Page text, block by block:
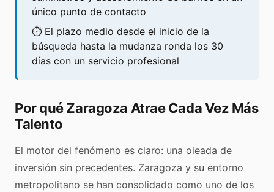
único punto de contacto
⏱️ El plazo medio desde el inicio de la
búsqueda hasta la mudanza ronda los 30
días con un servicio profesional
Por qué Zaragoza Atrae Cada Vez Más
Talento
El motor del fenómeno es claro: una oleada de
inversión sin precedentes. Zaragoza y su entorno
metropolitano se han consolidado como uno de los